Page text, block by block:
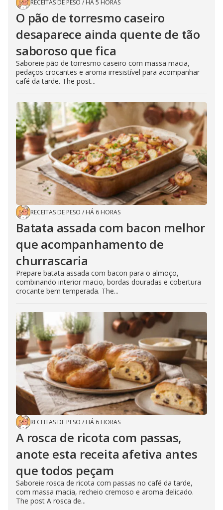
RECEITAS DE PESO / HÁ 5 HORAS
O pão de torresmo caseiro
desaparece ainda quente de tão
saboroso que fica
Saboreie pão de torresmo caseiro com massa macia,
pedaços crocantes e aroma irresistível para acompanhar
café da tarde. The post...
RECEITAS DE PESO / HÁ 6 HORAS
Batata assada com bacon melhor
que acompanhamento de
churrascaria
Prepare batata assada com bacon para o almoço,
combinando interior macio, bordas douradas e cobertura
crocante bem temperada. The...
RECEITAS DE PESO / HÁ 6 HORAS
A rosca de ricota com passas,
anote esta receita afetiva antes
que todos peçam
Saboreie rosca de ricota com passas no café da tarde,
com massa macia, recheio cremoso e aroma delicado.
The post A rosca de...